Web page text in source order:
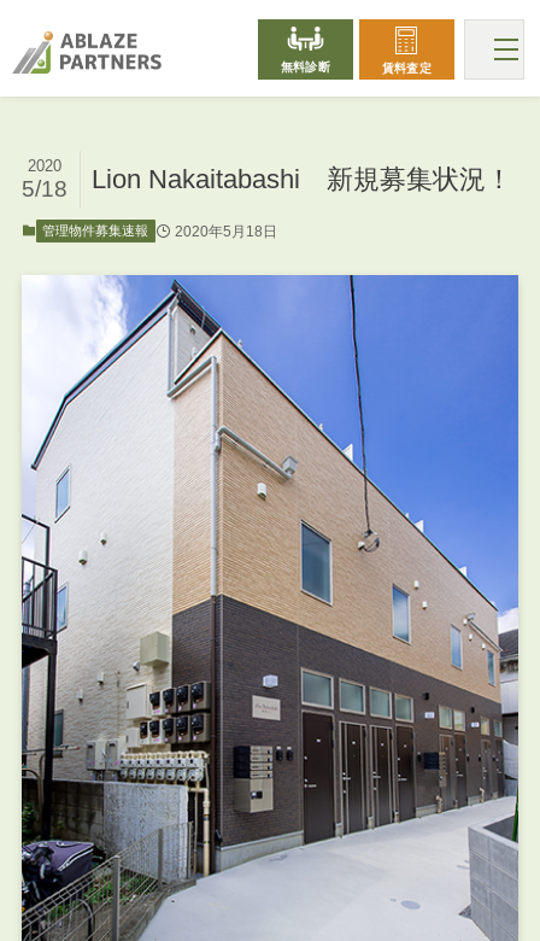
無料診断 賃料査定
Lion Nakaitabashi 新規募集状況！
2020
5/18
管理物件募集速報 2020年5月18日